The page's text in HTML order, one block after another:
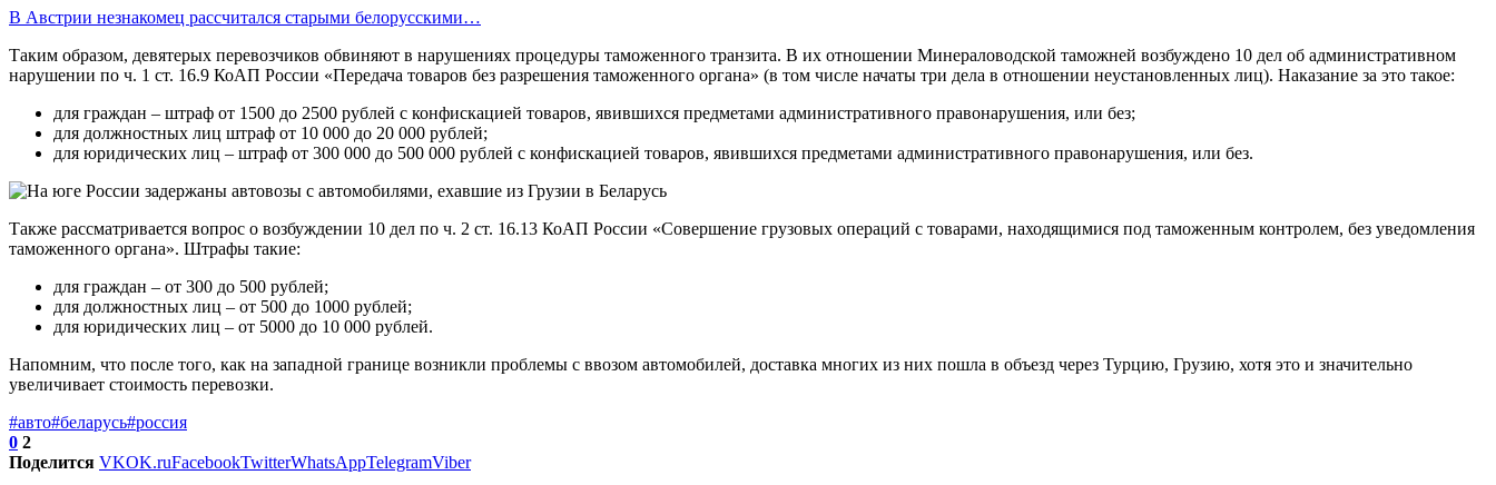
В Австрии незнакомец рассчитался старыми белорусскими…
Таким образом, девятерых перевозчиков обвиняют в нарушениях процедуры таможенного транзита. В их отношении Минераловодской таможней возбуждено 10 дел об административном
нарушении по ч. 1 ст. 16.9 КоАП России «Передача товаров без разрешения таможенного органа» (в том числе начаты три дела в отношении неустановленных лиц). Наказание за это такое:
для граждан – штраф от 1500 до 2500 рублей с конфискацией товаров, явившихся предметами административного правонарушения, или без;
для должностных лиц штраф от 10 000 до 20 000 рублей;
для юридических лиц – штраф от 300 000 до 500 000 рублей с конфискацией товаров, явившихся предметами административного правонарушения, или без.
Также рассматривается вопрос о возбуждении 10 дел по ч. 2 ст. 16.13 КоАП России «Совершение грузовых операций с товарами, находящимися под таможенным контролем, без уведомления
таможенного органа». Штрафы такие:
для граждан – от 300 до 500 рублей;
для должностных лиц – от 500 до 1000 рублей;
для юридических лиц – от 5000 до 10 000 рублей.
Напомним, что после того, как на западной границе возникли проблемы с ввозом автомобилей, доставка многих из них пошла в объезд через Турцию, Грузию, хотя это и значительно
увеличивает стоимость перевозки.
#авто#беларусь#россия
0 2
Поделится VKOK.ruFacebookTwitterWhatsAppTelegramViber